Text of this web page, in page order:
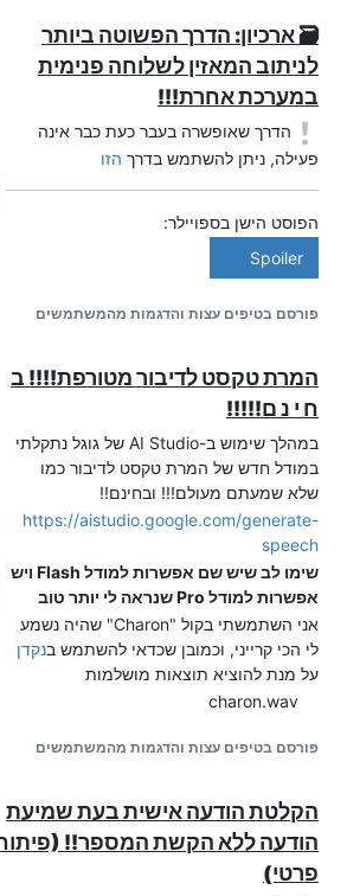
פתחו שלוחה חדשה בשם System(תיקייה
בשם זה בשלוחה הראשית) והגדירו בקובץ
ext.iniשלה:
send_dtmf=1,0010,0100
לשלוחת החיוג (בדוגמה0/0/
).
הקישו5
ואשרו את ההזמנה.
המערכת תתקשר לעצמה ותקיש
אוטומטית את מקשי האישור שקבענו
בשלוחתSystem
.
המערכת רשום כעת בהצלחה לקבלת
צינתוקים מעצמו.
שלב ב': הגדרת מערכת החיוג (הוצאת
שיחות)
1. עדכון שלוחת System
כנסו לשלוחת
ושנו את ההגדרות
בקובץext.ini
🗃️ ארכיון: הדרך הפשוטה ביותר
לניתוב המאזין לשלוחה פנימית
במערכת אחרת!!!
הדרך שאופשרה בעבר כעת כבר אינה
פעילה, ניתן להשתמש בדרך הזו
הפוסט הישן בספויילר:
Spoiler
פורסם בטיפים עצות והדגמות מהמשתמשים
המרת טקסט לדיבור מטורפת!!!! ב
ח י נ ם!!!!!
במהלך שימוש ב-AI Studio של גוגל נתקלתי
במודל חדש של המרת טקסט לדיבור כמו
שלא שמעתם מעולם!!! ובחינם!!
https://aistudio.google.com/generate-
speech
שימו לב שיש שם אפשרות למודל Flash ויש
אפשרות למודל Pro שנראה לי יותר טוב
אני השתמשתי בקול "Charon" שהיה נשמע
לי הכי קרייני, וכמובן שכדאי להשתמש בנקדן
על מנת להוציא תוצאות מושלמות
charon.wav
פורסם בטיפים עצות והדגמות מהמשתמשים
הקלטת הודעה אישית בעת שמיעת
הודעה ללא הקשת המספר!!
פרטי)